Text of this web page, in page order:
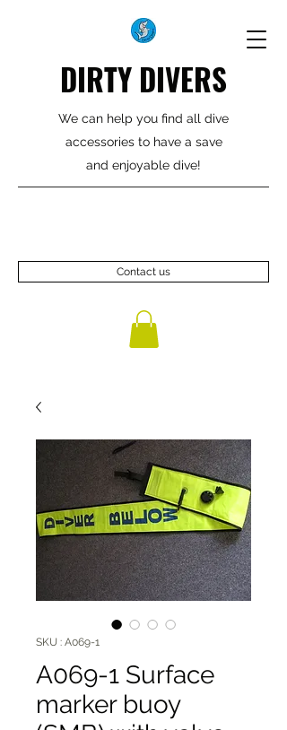
DIRTY DIVERS
We can help you find all dive
accessories to have a save
and enjoyable dive!
Contact us
SKU : A069-1
A069-1 Surface
marker buoy